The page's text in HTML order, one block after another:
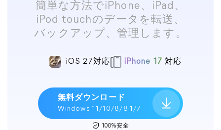
簡単な方法でiPhone、iPad、
iPod touchのデータを転送、
バックアップ、管理します。
iOS 27対応 iPhone 17 対応
無料ダウンロード
Windows 11/10/8/8.1/7
100%安全